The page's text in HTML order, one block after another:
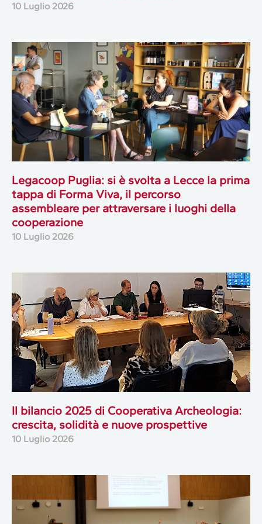
10 Luglio 2026
Legacoop Puglia: si è svolta a Lecce la prima
tappa di Forma Viva, il percorso
assembleare per attraversare i luoghi della
cooperazione
10 Luglio 2026
Il bilancio 2025 di Cooperativa Archeologia:
crescita, solidità e nuove prospettive
10 Luglio 2026